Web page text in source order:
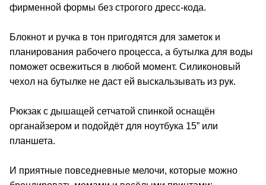
фирменной формы без строгого дресс-кода.
Блокнот и ручка в тон пригодятся для заметок и
планирования рабочего процесса, а бутылка для воды
поможет освежиться в любой момент. Силиконовый
чехол на бутылке не даст ей выскальзывать из рук.
Рюкзак с дышащей сетчатой спинкой оснащён
органайзером и подойдёт для ноутбука 15” или
планшета.
И приятные повседневные мелочи, которые можно